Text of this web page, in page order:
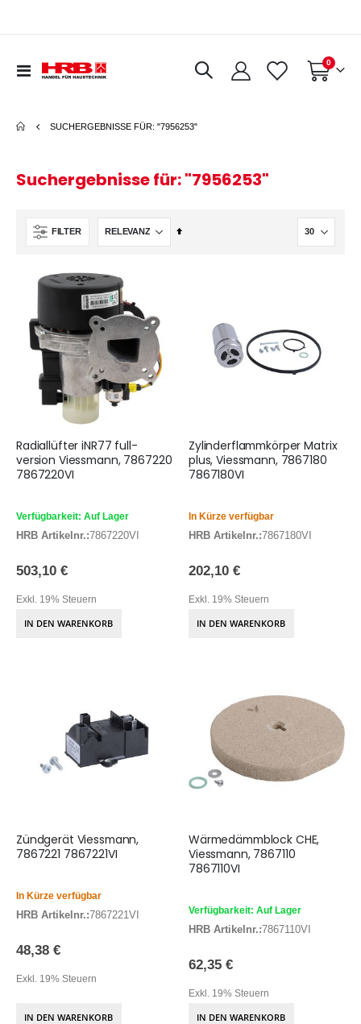
Navigation
Warenkorb
0Artikel
SUCHERGEBNISSE FÜR: "7956253"
Suchergebnisse für: "7956253"
FILTER
In
Radiallüfter iNR77 full-
version Viessmann, 7867220
7867220VI
Verfügbarkeit: Auf Lager
HRB Artikelnr.:7867220VI
503,10 €
Exkl. 19% Steuern
IN DEN WARENKORB
Zylinderflammkörper Matrix
plus, Viessmann, 7867180
7867180VI
In Kürze verfügbar
HRB Artikelnr.:7867180VI
202,10 €
Exkl. 19% Steuern
IN DEN WARENKORB
Zündgerät Viessmann,
7867221 7867221VI
In Kürze verfügbar
HRB Artikelnr.:7867221VI
48,38 €
Exkl. 19% Steuern
IN DEN WARENKORB
Wärmedämmblock CHE,
Viessmann, 7867110
7867110VI
Verfügbarkeit: Auf Lager
HRB Artikelnr.:7867110VI
62,35 €
Exkl. 19% Steuern
IN DEN WARENKORB